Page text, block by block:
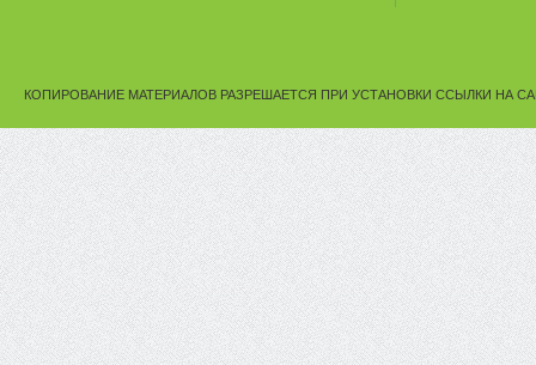
КОПИРОВАНИЕ МАТЕРИАЛОВ РАЗРЕШАЕТСЯ ПРИ УСТАНОВКИ ССЫЛКИ НА САЙТ